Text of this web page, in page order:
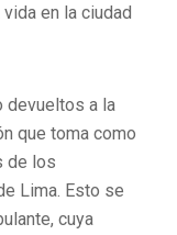
en la ciudad
devueltos a la
que toma como
de los
Lima. Esto se
cuya